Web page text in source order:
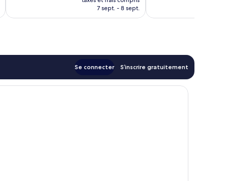
prix
7 sept. - 8 sept.
Se connecter S’inscrire gratuitement